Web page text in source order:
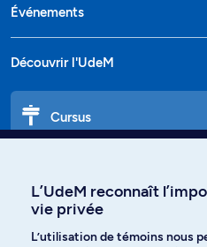
Événements
Découvrir l'UdeM
Cursus
L’UdeM reconnaît
vie privée
L’utilisation de témoins nous